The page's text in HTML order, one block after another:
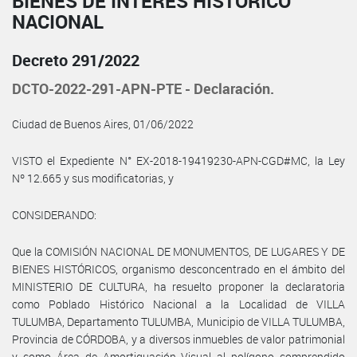
NACIONAL
Decreto 291/2022
DCTO-2022-291-APN-PTE - Declaración.
Ciudad de Buenos Aires, 01/06/2022
VISTO el Expediente N° EX-2018-19419230-APN-CGD#MC, la Ley
Nº 12.665 y sus modificatorias, y
CONSIDERANDO:
Que la COMISIÓN NACIONAL DE MONUMENTOS, DE LUGARES Y DE
BIENES HISTÓRICOS, organismo desconcentrado en el ámbito del
MINISTERIO DE CULTURA, ha resuelto proponer la declaratoria
como Poblado Histórico Nacional a la Localidad de VILLA
TULUMBA, Departamento TULUMBA, Municipio de VILLA TULUMBA,
Provincia de CÓRDOBA, y a diversos inmuebles de valor patrimonial